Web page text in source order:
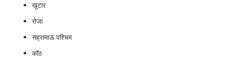
खुटार
रोजा
सह्रामाऊ पश्चिम
कॉठ